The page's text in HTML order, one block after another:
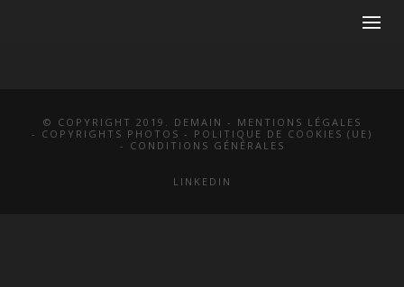
© COPYRIGHT 2019. DEMAIN - MENTIONS LÉGALES
- COPYRIGHTS PHOTOS - POLITIQUE DE COOKIES (UE)
- CONDITIONS GÉNÉRALES
LINKEDIN